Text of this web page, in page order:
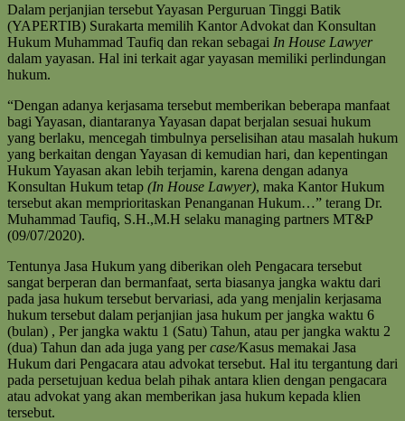
Dalam perjanjian tersebut Yayasan Perguruan Tinggi Batik
(YAPERTIB) Surakarta memilih Kantor Advokat dan Konsultan
Hukum Muhammad Taufiq dan rekan sebagai In House Lawyer
dalam yayasan. Hal ini terkait agar yayasan memiliki perlindungan
hukum.
“Dengan adanya kerjasama tersebut memberikan beberapa manfaat
bagi Yayasan, diantaranya Yayasan dapat berjalan sesuai hukum
yang berlaku, mencegah timbulnya perselisihan atau masalah hukum
yang berkaitan dengan Yayasan di kemudian hari, dan kepentingan
Hukum Yayasan akan lebih terjamin, karena dengan adanya
Konsultan Hukum tetap (In House Lawyer), maka Kantor Hukum
tersebut akan memprioritaskan Penanganan Hukum…” terang Dr.
Muhammad Taufiq, S.H.,M.H selaku managing partners MT&P
(09/07/2020).
Tentunya Jasa Hukum yang diberikan oleh Pengacara tersebut
sangat berperan dan bermanfaat, serta biasanya jangka waktu dari
pada jasa hukum tersebut bervariasi, ada yang menjalin kerjasama
hukum tersebut dalam perjanjian jasa hukum per jangka waktu 6
(bulan) , Per jangka waktu 1 (Satu) Tahun, atau per jangka waktu 2
(dua) Tahun dan ada juga yang percase/Kasus memakai Jasa
Hukum dari Pengacara atau advokat tersebut. Hal itu tergantung dari
pada persetujuan kedua belah pihak antara klien dengan pengacara
atau advokat yang akan memberikan jasa hukum kepada klien
tersebut.